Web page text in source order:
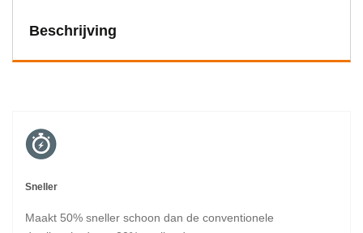
Beschrijving
Sneller
Maakt 50% sneller schoon dan de conventionele